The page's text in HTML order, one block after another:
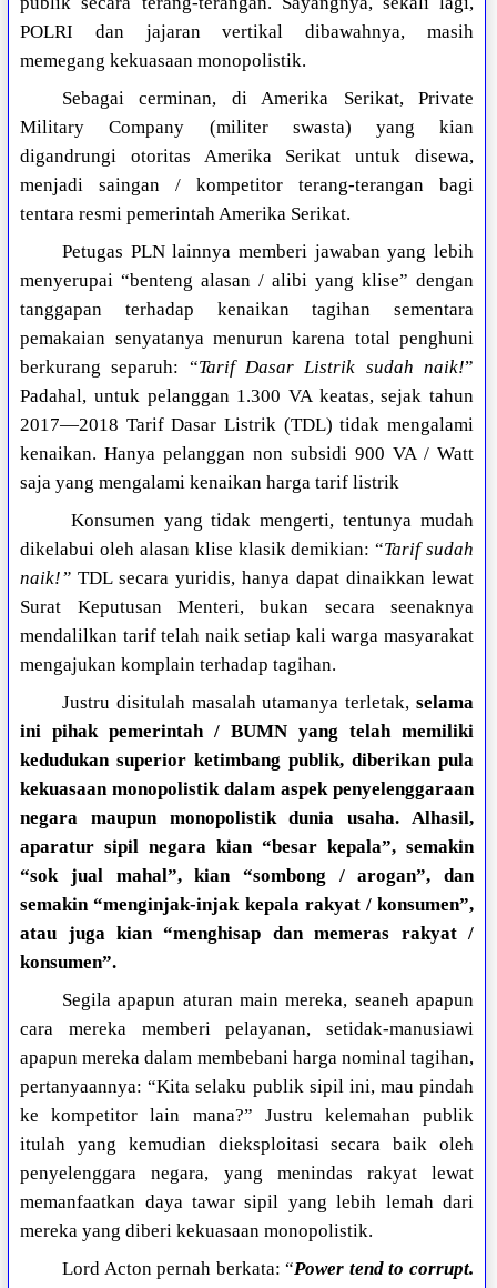
POLRI dan jajaran vertikal dibawahnya, masih
memegang kekuasaan monopolistik.
Sebagai cerminan, di Amerika Serikat, Private
Military Company (militer swasta) yang kian
digandrungi otoritas Amerika Serikat untuk disewa,
menjadi saingan / kompetitor terang-terangan bagi
tentara resmi pemerintah Amerika Serikat.
Petugas PLN lainnya memberi jawaban yang lebih
menyerupai “benteng alasan / alibi yang klise” dengan
tanggapan terhadap kenaikan tagihan sementara
pemakaian senyatanya menurun karena total penghuni
berkurang separuh: “Tarif Dasar Listrik sudah naik!”
Padahal, untuk pelanggan 1.300 VA keatas, sejak tahun
2017—2018 Tarif Dasar Listrik (TDL) tidak mengalami
kenaikan. Hanya pelanggan non subsidi 900 VA / Watt
saja yang mengalami kenaikan harga tarif listrik
Konsumen yang tidak mengerti, tentunya mudah
dikelabui oleh alasan klise klasik demikian: “Tarif sudah
naik!” TDL secara yuridis, hanya dapat dinaikkan lewat
Surat Keputusan Menteri, bukan secara seenaknya
mendalilkan tarif telah naik setiap kali warga masyarakat
mengajukan komplain terhadap tagihan.
Justru disitulah masalah utamanya terletak, selama
ini pihak pemerintah / BUMN yang telah memiliki
kedudukan superior ketimbang publik, diberikan pula
kekuasaan monopolistik dalam aspek penyelenggaraan
negara maupun monopolistik dunia usaha. Alhasil,
aparatur sipil negara kian “besar kepala”, semakin
“sok jual mahal”, kian “sombong / arogan”, dan
semakin “menginjak-injak kepala rakyat / konsumen”,
atau juga kian “menghisap dan memeras rakyat /
konsumen”.
Segila apapun aturan main mereka, seaneh apapun
cara mereka memberi pelayanan, setidak-manusiawi
apapun mereka dalam membebani harga nominal tagihan,
pertanyaannya: “Kita selaku publik sipil ini, mau pindah
ke kompetitor lain mana?” Justru kelemahan publik
itulah yang kemudian dieksploitasi secara baik oleh
penyelenggara negara, yang menindas rakyat lewat
memanfaatkan daya tawar sipil yang lebih lemah dari
mereka yang diberi kekuasaan monopolistik.
Lord Acton pernah berkata: “Power tend to corrupt.